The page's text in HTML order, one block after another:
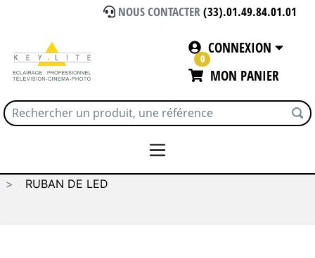
NOUS CONTACTER(33).01.49.84.01.01
CONNEXION
0
MON PANIER
RUBAN DE LED